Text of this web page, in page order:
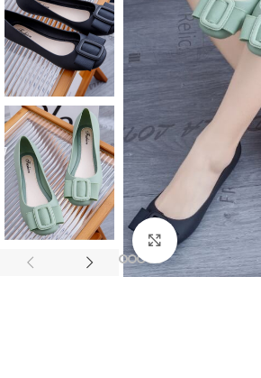
Click to enlarge